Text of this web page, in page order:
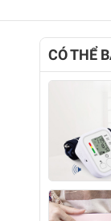
CÓ THỂ
-10%